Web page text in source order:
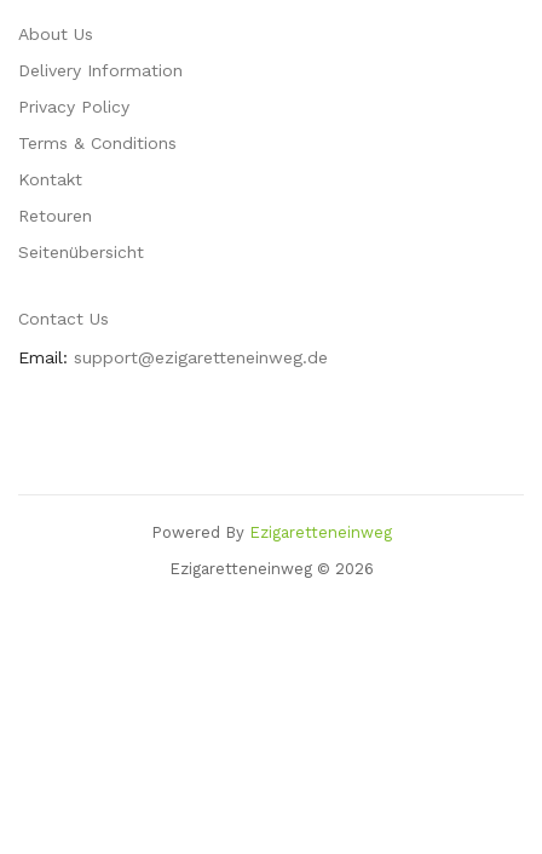
About Us
Delivery Information
Privacy Policy
Terms & Conditions
Kontakt
Retouren
Seitenübersicht
Contact Us
Email: support@ezigaretteneinweg.de
Powered By Ezigaretteneinweg
Ezigaretteneinweg © 2026